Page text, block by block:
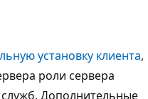
установку клиента,
роли сервера
Дополнительные